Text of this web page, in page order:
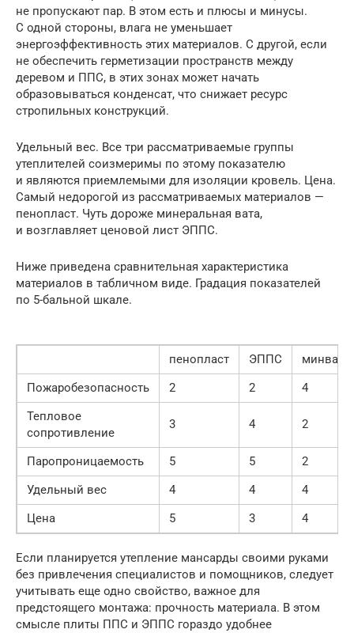
не пропускают пар. В этом есть и плюсы и минусы.
С одной стороны, влага не уменьшает
энергоэффективность этих материалов. С другой, если
не обеспечить герметизации пространств между
деревом и ППС, в этих зонах может начать
образовываться конденсат, что снижает ресурс
стропильных конструкций.
Удельный вес. Все три рассматриваемые группы
утеплителей соизмеримы по этому показателю
и являются приемлемыми для изоляции кровель. Цена.
Самый недорогой из рассматриваемых материалов —
пенопласт. Чуть дороже минеральная вата,
и возглавляет ценовой лист ЭППС.
Ниже приведена сравнительная характеристика
материалов в табличном виде. Градация показателей
по 5-бальной шкале.
пенопласт ЭППС
минвата
Пожаробезопасность
2 2
4
Тепловое
сопротивление
3 4 2
Паропроницаемость 5 5
2
Удельный вес
4 4
4
Цена
5 3 4
Если планируется утепление мансарды своими руками
без привлечения специалистов и помощников, следует
учитывать еще одно свойство, важное для
предстоящего монтажа: прочность материала. В этом
смысле плиты ППС и ЭППС гораздо удобнее